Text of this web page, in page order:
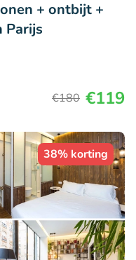
+ ontbijt +
Parijs
€180 €119
38% korting